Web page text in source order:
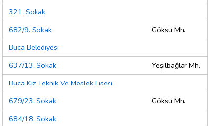
321. Sokak
682/9. Sokak
Göksu Mh.
Buca Belediyesi
637/13. Sokak
Yeşilbağlar Mh.
Buca Kız Teknik Ve Meslek Lisesi
679/23. Sokak
Göksu Mh.
684/18. Sokak